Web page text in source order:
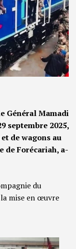
Général Mamadi
septembre 2025,
de wagons au
de Forécariah, a-
du
mise en œuvre